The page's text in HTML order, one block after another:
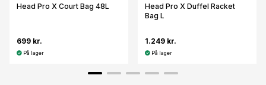
Head Pro X Court Bag 48L
699 kr.
På lager
Head Pro X Duffel Racket
Bag L
1.249 kr.
På lager